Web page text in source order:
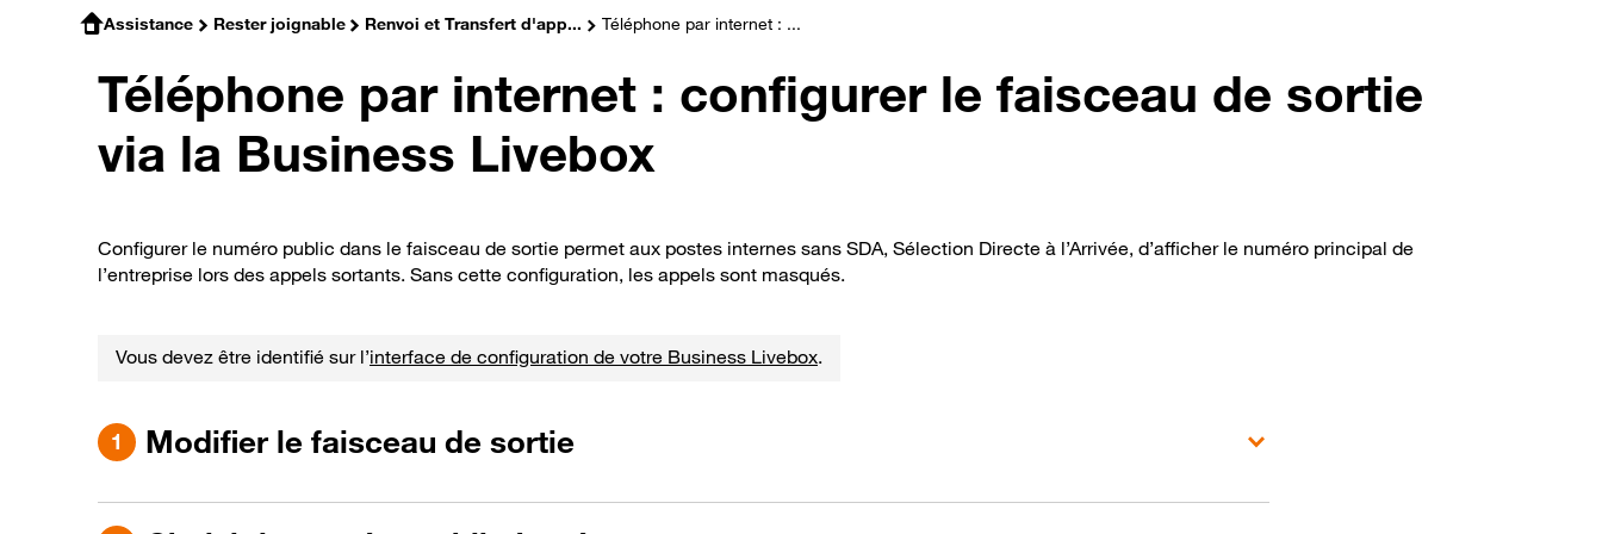
Assistance Rester joignable Renvoi et Transfert d'app... Téléphone par internet : ...
Téléphone par internet : configurer le faisceau de sortie
via la Business Livebox
Configurer le numéro public dans le faisceau de sortie permet aux postes internes sans SDA, Sélection Directe à l’Arrivée, d’afficher le numéro principal de
l’entreprise lors des appels sortants. Sans cette configuration, les appels sont masqués.
Vous devez être identifié sur l’interface de configuration de votre Business Livebox.
Modifier le faisceau de sortie